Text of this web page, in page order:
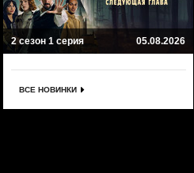
2 сезон 1 серия 05.08.2026
ВСЕ НОВИНКИ